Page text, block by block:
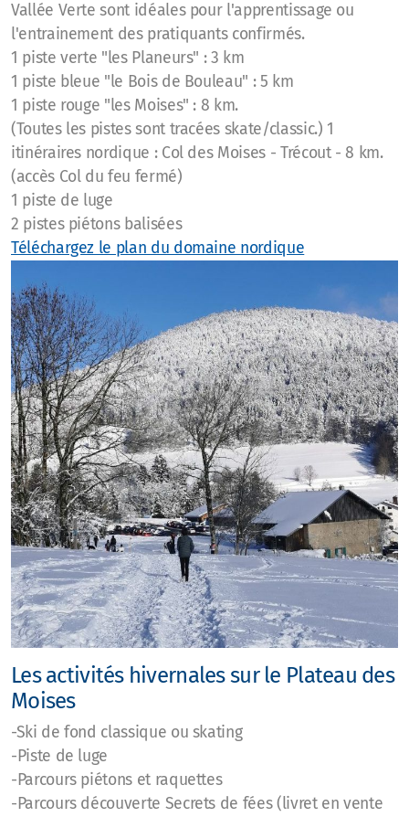
Vallée Verte sont idéales pour l'apprentissage ou
l'entrainement des pratiquants confirmés.
1 piste verte "les Planeurs" : 3 km
1 piste bleue "le Bois de Bouleau" : 5 km
1 piste rouge "les Moises" : 8 km.
(Toutes les pistes sont tracées skate/classic.) 1
itinéraires nordique : Col des Moises - Trécout - 8 km.
(accès Col du feu fermé)
1 piste de luge
2 pistes piétons balisées
Téléchargez le plan du domaine nordique
Les activités hivernales sur le Plateau des
Moises
-Ski de fond classique ou skating
-Piste de luge
-Parcours piétons et raquettes
-Parcours découverte Secrets de fées (livret en vente